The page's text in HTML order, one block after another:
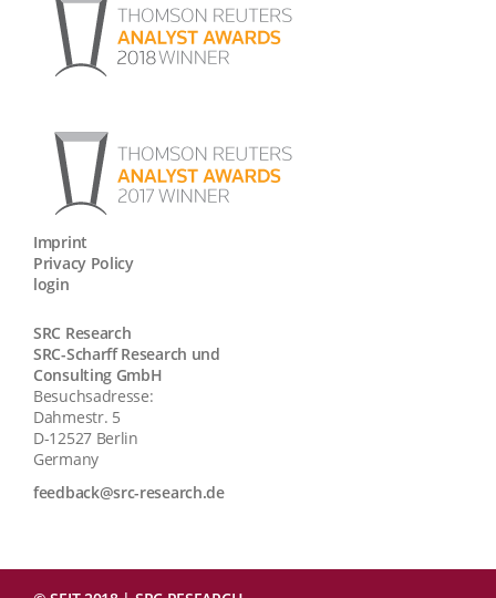
Imprint
Privacy Policy
login
SRC Research
SRC-Scharff Research und
Consulting GmbH
Besuchsadresse:
Dahmestr. 5
D-12527 Berlin
Germany
feedback@src-research.de